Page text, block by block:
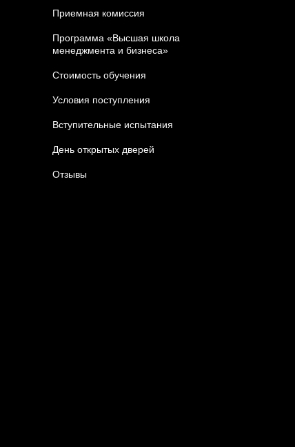
Приемная комиссия
Программа «Высшая школа
менеджмента и бизнеса»
Стоимость обучения
Условия поступления
Вступительные испытания
День открытых дверей
Отзывы